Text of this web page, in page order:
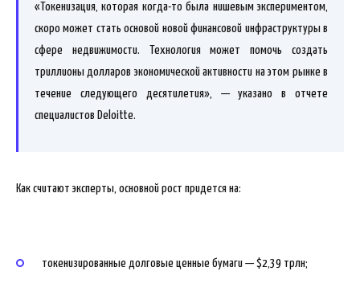
«Токенизация, которая когда-то была нишевым экспериментом,
скоро может стать основой новой финансовой инфраструктуры в
сфере недвижимости. Технология может помочь создать
триллионы долларов экономической активности на этом рынке в
течение следующего десятилетия», — указано в отчете
специалистов Deloitte.
Как считают эксперты, основной рост придется на:
токенизированные долговые ценные бумаги — $2,39 трлн;